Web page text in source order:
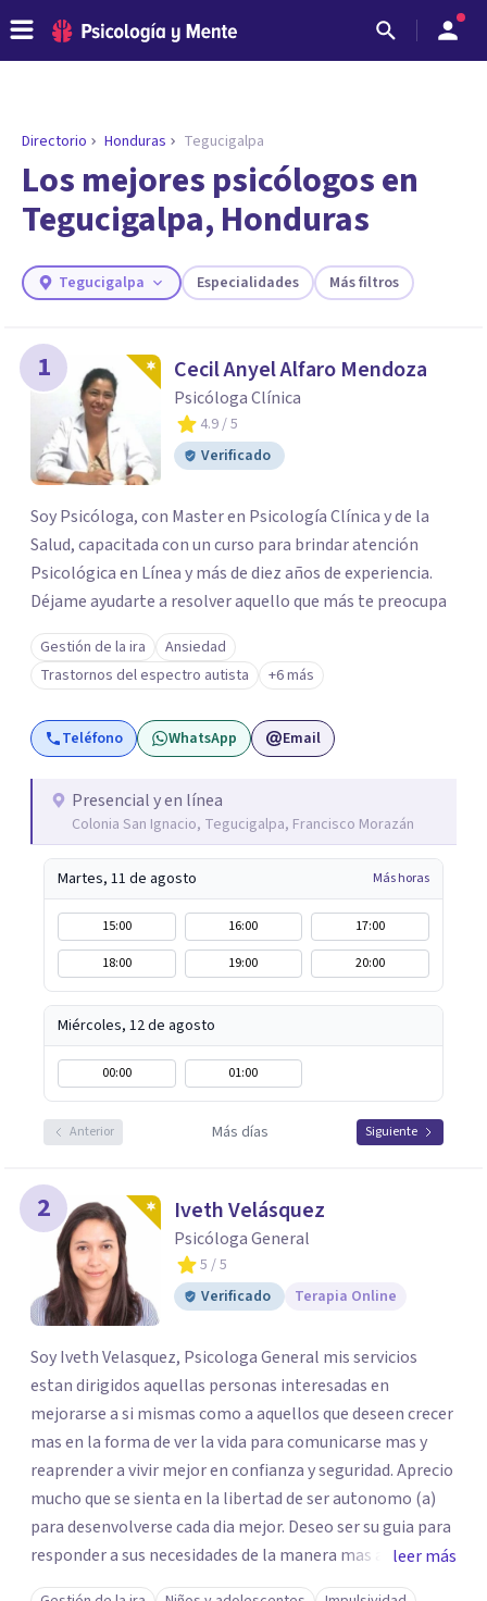
ENCONTRAR MI TERAPEUTA
¿Necesitas ayuda para encontrar el
psicólogo adecuado?
Responde a unas breves preguntas y te ofreceremos
necesidades.
Directorio Honduras Tegucigalpa
Los mejores psicólogos en
Tegucigalpa, Honduras
Tegucigalpa Especialidades Más filtros
1 Cecil Anyel Alfaro Mendoza
Psicóloga Clínica
4.9/ 5
Verificado
Soy Psicóloga, con Master en Psicología Clínica y de la
Salud, capacitada con un curso para brindar atención
Psicológica en Línea y más de diez años de experiencia.
Déjame ayudarte a resolver aquello que más te preocupa
Gestión de la ira
Ansiedad
Trastornos del espectro autista
+6 más
Teléfono WhatsApp Email
Presencial y en línea
Colonia San Ignacio, Tegucigalpa, Francisco Morazán
Martes, 11 de agosto Más horas
15:00 16:00
17:00
18:00
19:00 20:00
Miércoles, 12 de agosto
00:00 01:00
Anterior Más días Siguiente
2 Iveth Velásquez
Psicóloga General
5 / 5
Verificado
Terapia Online
Soy Iveth Velasquez, Psicologa General mis servicios
estan dirigidos aquellas personas interesadas en
mejorarse a si mismas como a aquellos que deseen crecer
mas en la forma de ver la vida para comunicarse mas y
reaprender a vivir mejor en confianza y seguridad. Aprecio
mucho que se sienta en la libertad de ser autonomo (a)
para desenvolverse cada dia mejor. Deseo ser su guia para
responder a sus necesidades de la manera mas autentica
posible y sea mi experiencia y profesion de gran utilidad
leer más